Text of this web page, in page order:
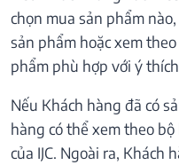
chọn mua sản phẩm
sản phẩm hoặc xem
phẩm phù hợp với ý
Nếu Khách hàng đã có
hàng có thể xem theo
của IJC. Ngoài ra,